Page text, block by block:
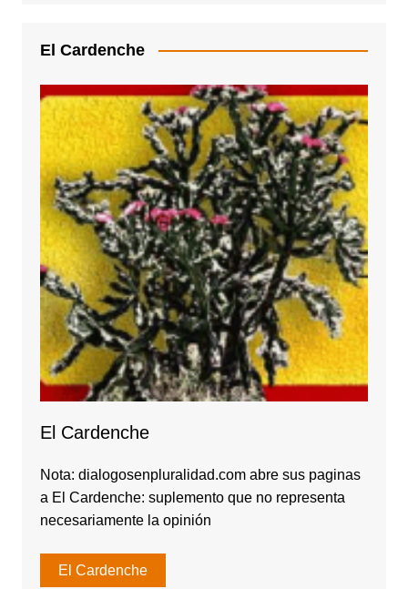
El Cardenche
El Cardenche
Nota: dialogosenpluralidad.com abre sus paginas
a El Cardenche: suplemento que no representa
necesariamente la opinión
El Cardenche